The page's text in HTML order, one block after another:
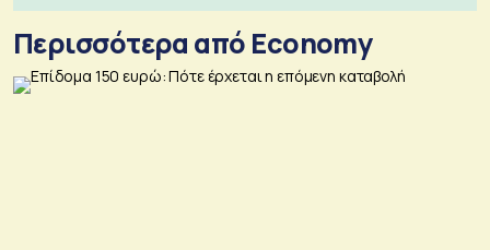
Περισσότερα από Economy